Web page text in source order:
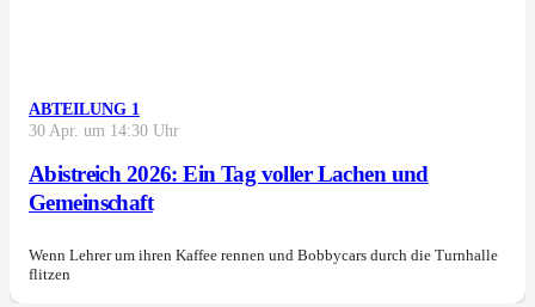
ABTEILUNG 1
30 Apr. um 14:30 Uhr
Abistreich 2026: Ein Tag voller Lachen und
Gemeinschaft
Wenn Lehrer um ihren Kaffee rennen und Bobbycars durch die Turnhalle
flitzen